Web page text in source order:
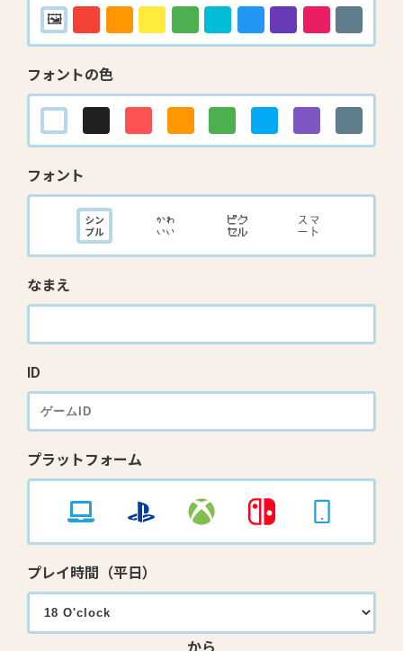
フォントの色
フォント
なまえ
ID
プラットフォーム
プレイ時間（平日）